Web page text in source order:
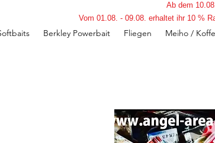
Berkley Powerbait Fliegen Meiho /
Ab dem
Vom 01.08. - 09.08. erhaltet ihr 10 %